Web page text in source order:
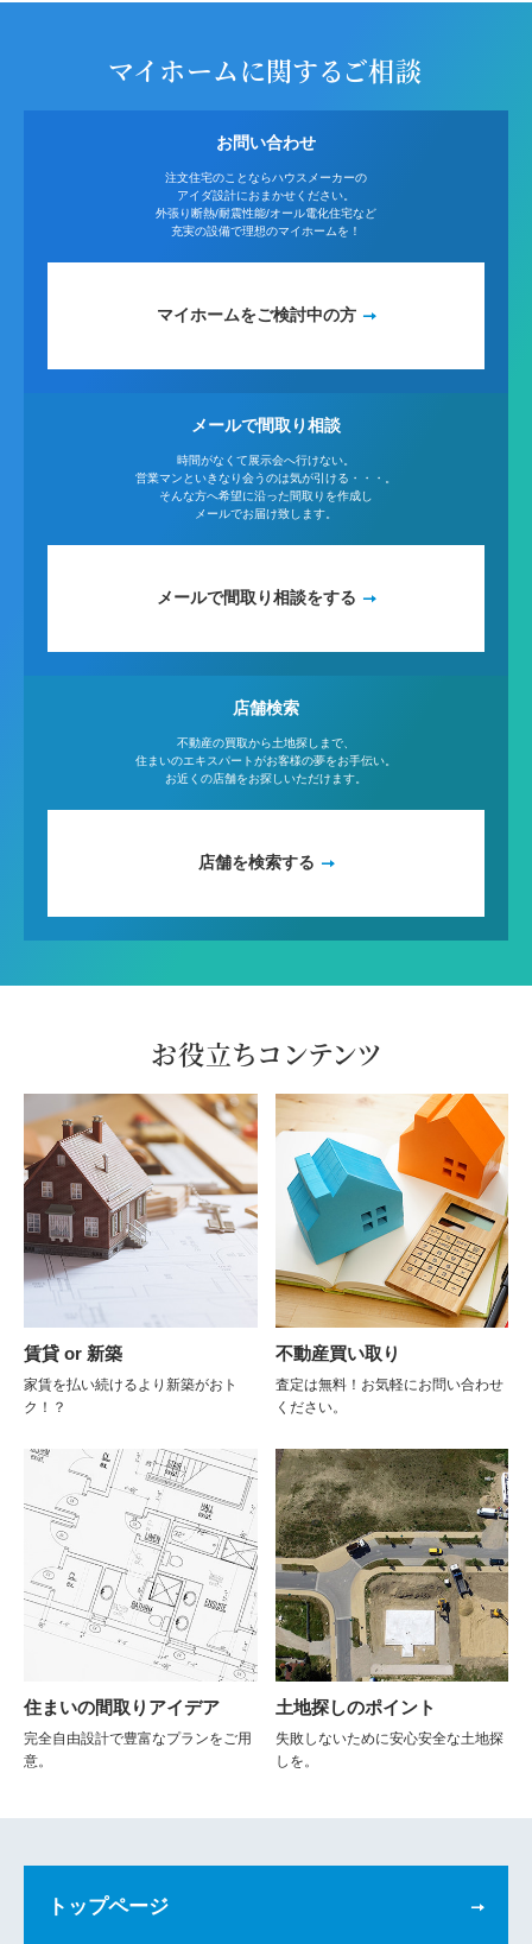
マイホームに関するご相談
お問い合わせ
注文住宅のことならハウスメーカーの
アイダ設計におまかせください。
外張り断熱/耐震性能/オール電化住宅など
充実の設備で理想のマイホームを！
マイホームをご検討中の方
メールで間取り相談
時間がなくて展示会へ行けない。
営業マンといきなり会うのは気が引ける・・・。
そんな方へ希望に沿った間取りを作成し
メールでお届け致します。
メールで間取り相談をする
店舗検索
不動産の買取から土地探しまで、
住まいのエキスパートがお客様の夢をお手伝い。
お近くの店舗をお探しいただけます。
店舗を検索する
お役立ちコンテンツ
賃貸 or 新築
家賃を払い続けるより新築がおト
ク！？
不動産買い取り
査定は無料！お気軽にお問い合わせ
ください。
住まいの間取りアイデア
完全自由設計で豊富なプランをご用
意。
土地探しのポイント
失敗しないために安心安全な土地探
しを。
トップページ